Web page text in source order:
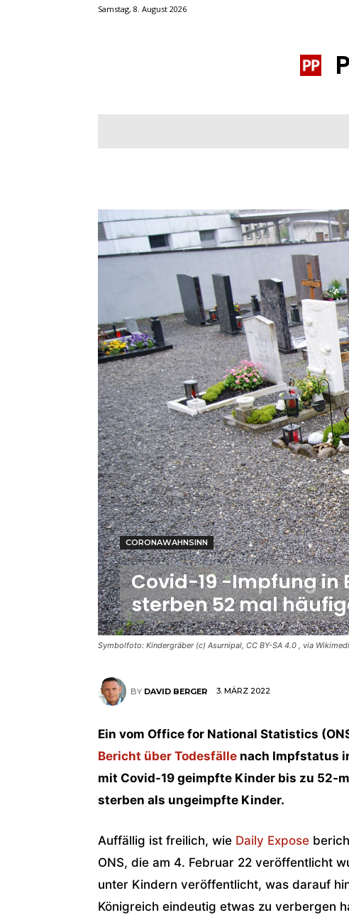
Samstag, 8. August 2026
Symbolfoto: Kindergräber (c) Asurnipal, CC BY-SA 4.0 , via
CORONAWAHNSINN
Covid-19 -Impfung in
sterben 52 mal
BY DAVID BERGER 3. MÄRZ 2022
Ein vom Office for National Statistics
Bericht über Todesfälle nach Impfstatus
mit Covid-19 geimpfte Kinder bis zu 52-
sterben als ungeimpfte Kinder.
Auffällig ist freilich, wie Daily Expose
ONS, die am 4. Februar 22 veröffentlicht
unter Kindern veröffentlicht, was darauf
Königreich eindeutig etwas zu verbergen